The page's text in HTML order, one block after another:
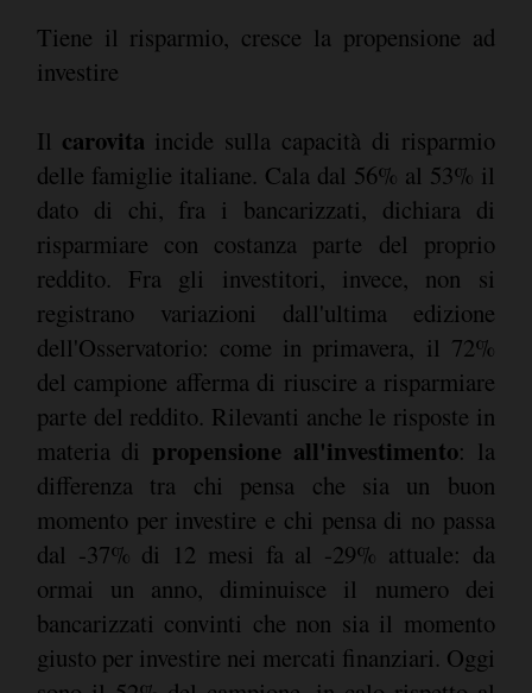
Tiene il risparmio, cresce la propensione ad
investire
Il carovita incide sulla capacità di risparmio
delle famiglie italiane. Cala dal 56% al 53% il
dato di chi, fra i bancarizzati, dichiara di
risparmiare con costanza parte del proprio
reddito. Fra gli investitori, invece, non si
registrano variazioni dall'ultima edizione
dell'Osservatorio: come in primavera, il 72%
del campione afferma di riuscire a risparmiare
parte del reddito. Rilevanti anche le risposte in
materia di propensione all'investimento: la
differenza tra chi pensa che sia un buon
momento per investire e chi pensa di no passa
dal -37% di 12 mesi fa al -29% attuale: da
ormai un anno, diminuisce il numero dei
bancarizzati convinti che non sia il momento
giusto per investire nei mercati finanziari. Oggi